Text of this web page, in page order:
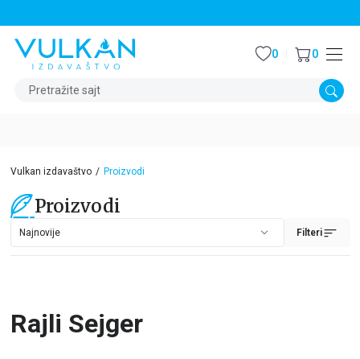
Pretražite sajt
0 0
Vulkan izdavaštvo Proizvodi
Proizvodi
Filteri
Rajli Sejger